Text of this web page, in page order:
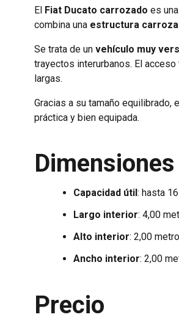
El Fiat Ducato carrozado es
combina una estructura
Se trata de un vehículo muy
trayectos interurbanos. El
largas.
Gracias a su tamaño
práctica y bien equipada.
Capacidad útil : hasta 16
Largo interior: 4,00
Alto interior: 2,00
Ancho interior: 2,00
Precio